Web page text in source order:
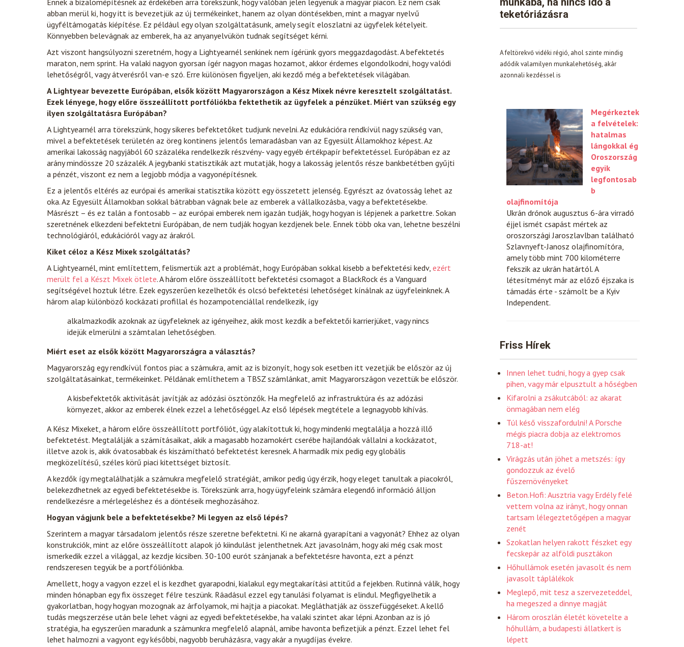
Ennek a bizalomépítésnek az érdekében arra törekszünk, hogy valóban jelen legyenük a magyar piacon. Ez nem csak
abban merül ki, hogy itt is bevezetjük az új termékeinket, hanem az olyan döntésekben, mint a magyar nyelvű
ügyféltámogatás kiépítése. Ez például egy olyan szolgáltatásunk, amely segít eloszlatni az ügyfelek kételyeit.
Könnyebben belevágnak az emberek, ha az anyanyelvükön tudnak segítséget kérni.
Azt viszont hangsúlyozni szeretném, hogy a Lightyearnél senkinek nem ígérünk gyors meggazdagodást. A befektetés
maraton, nem sprint. Ha valaki nagyon gyorsan ígér nagyon magas hozamot, akkor érdemes elgondolkodni, hogy valódi
lehetőségről, vagy átverésről van-e szó. Erre különösen figyeljen, aki kezdő még a befektetések világában.
A Lightyear bevezette Európában, elsők között Magyarországon a Kész Mixek névre keresztelt szolgáltatást.
Ezek lényege, hogy előre összeállított portfóliókba fektethetik az ügyfelek a pénzüket. Miért van szükség egy
ilyen szolgáltatásra Európában?
A Lightyearnél arra törekszünk, hogy sikeres befektetőket tudjunk nevelni. Az edukációra rendkívül nagy szükség van,
mivel a befektetések területén az öreg kontinens jelentős lemaradásban van az Egyesült Államokhoz képest. Az
amerikai lakosság nagyjából 60 százaléka rendelkezik részvény- vagy egyéb értékpapír befektetéssel. Európában ez az
arány mindössze 20 százalék. A jegybanki statisztikák azt mutatják, hogy a lakosság jelentős része bankbetétben gyűjti
a pénzét, viszont ez nem a legjobb módja a vagyonépítésnek.
Ez a jelentős eltérés az európai és amerikai statisztika között egy összetett jelenség. Egyrészt az óvatosság lehet az
oka. Az Egyesült Államokban sokkal bátrabban vágnak bele az emberek a vállalkozásba, vagy a befektetésekbe.
Másrészt – és ez talán a fontosabb – az európai emberek nem igazán tudják, hogy hogyan is lépjenek a parkettre. Sokan
szeretnének elkezdeni befektetni Európában, de nem tudják hogyan kezdjenek bele. Ennek több oka van, lehetne beszélni
technológiáról, edukációról vagy az árakról.
Kiket céloz a Kész Mixek szolgáltatás?
A Lightyearnél, mint említettem, felismertük azt a problémát, hogy Európában sokkal kisebb a befektetési kedv, ezért
merült fel a Készt Mixek ötlete. A három előre összeállított befektetési csomagot a BlackRock és a Vanguard
segítségével hoztuk létre. Ezek egyszerűen kezelhetők és olcsó befektetési lehetőséget kínálnak az ügyfeleinknek. A
három alap különböző kockázati profillal és hozampotenciállal rendelkezik, így
alkalmazkodik azoknak az ügyfeleknek az igényeihez, akik most kezdik a befektetői karrierjüket, vagy nincs
idejük elmerülni a számtalan lehetőségben.
Miért eset az elsők között Magyarországra a választás?
Magyarország egy rendkívül fontos piac a számukra, amit az is bizonyít, hogy sok esetben itt vezetjük be először az új
szolgáltatásainkat, termékeinket. Példának említhetem a TBSZ számlánkat, amit Magyarországon vezettük be először.
A kisbefektetők aktivitását javítják az adózási ösztönzők. Ha megfelelő az infrastruktúra és az adózási
környezet, akkor az emberek élnek ezzel a lehetőséggel. Az első lépések megtétele a legnagyobb kihívás.
A Kész Mixeket, a három előre összeállított portfóliót, úgy alakítottuk ki, hogy mindenki megtalálja a hozzá illő
befektetést. Megtalálják a számításaikat, akik a magasabb hozamokért cserébe hajlandóak vállalni a kockázatot,
illetve azok is, akik óvatosabbak és kiszámítható befektetést keresnek. A harmadik mix pedig egy globális
megközelítésű, széles körű piaci kitettséget biztosít.
A kezdők így megtalálhatják a számukra megfelelő stratégiát, amikor pedig úgy érzik, hogy eleget tanultak a piacokról,
belekezdhetnek az egyedi befektetésekbe is. Törekszünk arra, hogy ügyfeleink számára elegendő információ álljon
rendelkezésre a mérlegeléshez és a döntéseik meghozásához.
Hogyan vágjunk bele a befektetésekbe? Mi legyen az első lépés?
Szerintem a magyar társadalom jelentős része szeretne befektetni. Ki ne akarná gyarapítani a vagyonát? Ehhez az olyan
konstrukciók, mint az előre összeállított alapok jó kiindulást jelenthetnek. Azt javasolnám, hogy aki még csak most
ismerkedik ezzel a világgal, az kezdje kicsiben. 30-100 eurót szánjanak a befektetésre havonta, ezt a pénzt
rendszeresen tegyük be a portfóliónkba.
Amellett, hogy a vagyon ezzel el is kezdhet gyarapodni, kialakul egy megtakarítási attitűd a fejekben. Rutinná válik, hogy
minden hónapban egy fix összeget félre teszünk. Ráadásul ezzel egy tanulási folyamat is elindul. Megfigyelhetik a
gyakorlatban, hogy hogyan mozognak az árfolyamok, mi hajtja a piacokat. Megláthatják az összefüggéseket. A kellő
tudás megszerzése után bele lehet vágni az egyedi befektetésekbe, ha valaki szintet akar lépni. Azonban az is jó
stratégia, ha egyszerűen maradunk a számunkra megfelelő alapnál, amibe havonta befizetjük a pénzt. Ezzel lehet fel
lehet halmozni a vagyont egy későbbi, nagyobb beruházásra, vagy akár a nyugdíjas évekre.
teketóriázásra
A feltörekvő vidéki régió, ahol szinte mindig
adódik valamilyen munkalehetőség, akár
azonnali kezdéssel is
Megérkeztek
a felvételek:
hatalmas
lángokkal ég
Oroszország
egyik
legfontosab
b
olajfinomítója
Ukrán drónok augusztus 6-ára virradó
éjjel ismét csapást mértek az
oroszországi Jaroszlavlban található
Szlavnyeft-Janosz olajfinomítóra,
amely több mint 700 kilométerre
fekszik az ukrán határtól. A
létesítményt már az előző éjszaka is
támadás érte - számolt be a Kyiv
Independent.
Friss Hírek
Innen lehet tudni, hogy a gyep csak
pihen, vagy már elpusztult a hőségben
Kifarolni a zsákutcából: az akarat
önmagában nem elég
Túl késő visszafordulni! A Porsche
mégis piacra dobja az elektromos
718-at!
Virágzás után jöhet a metszés: így
gondozzuk az évelő
fűszernövényeket
Beton.Hofi: Ausztria vagy Erdély felé
vettem volna az irányt, hogy onnan
tartsam lélegeztetőgépen a magyar
zenét
Szokatlan helyen rakott fészket egy
fecskepár az alföldi pusztákon
Hőhullámok esetén javasolt és nem
javasolt táplálékok
Meglepő, mit tesz a szervezeteddel,
ha megeszed a dinnye magját
Három oroszlán életét követelte a
hőhullám, a budapesti állatkert is
lépett